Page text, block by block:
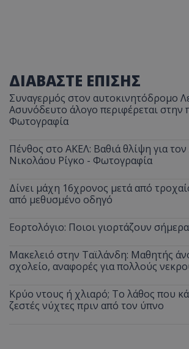
ΔΙΑΒΑΣΤΕ ΕΠΙΣΗΣ
Συναγερμός στον αυτοκινητόδρομο
Ασυνόδευτο άλογο περιφέρεται στην
Φωτογραφία
Πένθος στο ΑΚΕΛ: Βαθιά θλίψη για
Νικολάου Ρίγκο - Φωτογραφία
Δίνει μάχη 16χρονος μετά από
από μεθυσμένο οδηγό
Εορτολόγιο: Ποιοι γιορτάζουν σήμερα
Μακελειό στην Ταϊλάνδη: Μαθητής
σχολείο, αναφορές για πολλούς
Κρύο ντους ή χλιαρό; Το λάθος που
ζεστές νύχτες πριν από τον ύπνο